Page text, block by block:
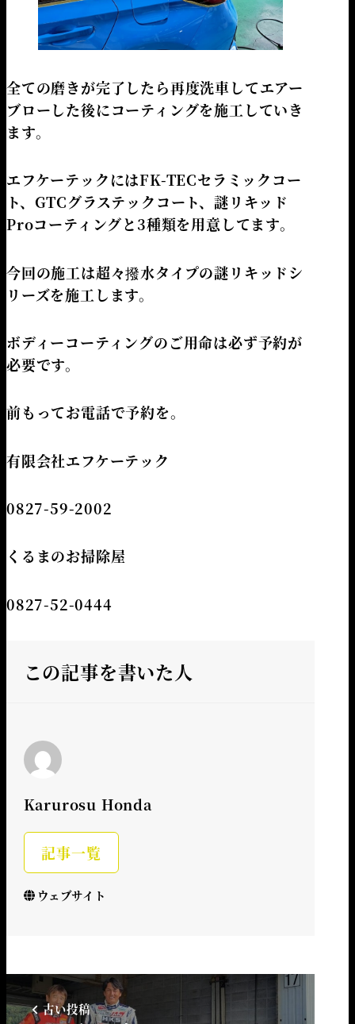
全ての磨きが完了したら再度洗車してエアー
ブローした後にコーティングを施工していき
ます。
エフケーテックにはFK-TECセラミックコー
ト、GTCグラステックコート、謎リキッド
Proコーティングと3種類を用意してます。
今回の施工は超々撥水タイプの謎リキッドシ
リーズを施工します。
ボディーコーティングのご用命は必ず予約が
必要です。
前もってお電話で予約を。
有限会社エフケーテック
0827-59-2002
くるまのお掃除屋
0827-52-0444
この記事を書いた人
Karurosu Honda
記事一覧
ウェブサイト
古い投稿